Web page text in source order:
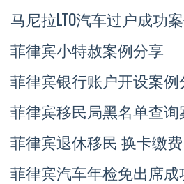
马尼拉LTO汽车过户成功
菲律宾小特赦案例分享
菲律宾银行账户开设案例
菲律宾移民局黑名单查询
菲律宾退休移民 换卡缴
菲律宾汽车年检免出席成